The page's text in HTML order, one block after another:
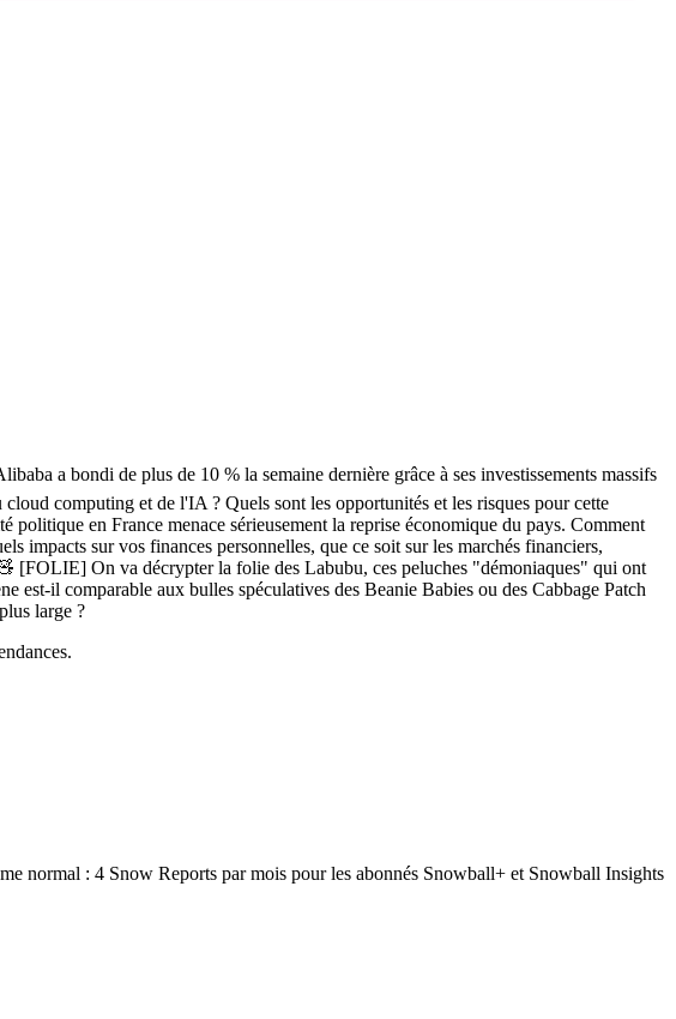
a bondi de plus de 10 % la semaine dernière grâce à ses investissements massifs
computing et de l'IA ? Quels sont les opportunités et les risques pour cette
en France menace sérieusement la reprise économique du pays. Comment
impacts sur vos finances personnelles, que ce soit sur les marchés financiers,
[FOLIE] On va décrypter la folie des Labubu, ces peluches "démoniaques" qui ont
il comparable aux bulles spéculatives des Beanie Babies ou des Cabbage Patch
large ?
normal : 4 Snow Reports par mois pour les abonnés Snowball+ et Snowball Insights